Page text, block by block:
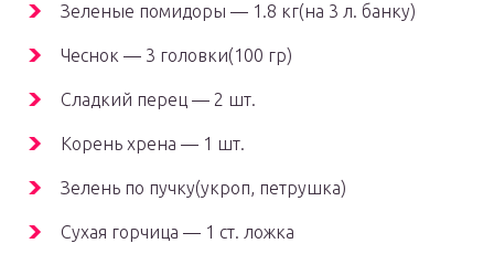
Зеленые помидоры — 1.8 кг(на 3 л. банку)
Чеснок — 3 головки(100 гр)
Сладкий перец — 2 шт.
Корень хрена — 1 шт.
Зелень по пучку(укроп, петрушка)
Сухая горчица — 1 ст. ложка